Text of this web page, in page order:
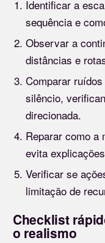
Identificar a
sequência e
Observar a
distâncias e
Comparar
silêncio,
direcionada.
Reparar como a
evita
Verificar se
limitação de
Checklist
o realismo